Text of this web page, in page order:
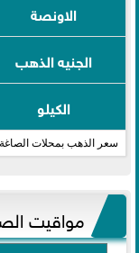
الاونصة
الجنيه الذهب
الكيلو
سعر الذهب بمحلات
مواقيت